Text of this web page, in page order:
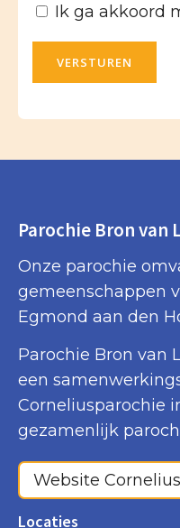
Ik ga akkoord
VERSTUREN
Parochie Bron van
Onze parochie
gemeenschappen
Egmond aan den
Parochie Bron van
een
Corneliusparochie
gezamenlijk
Website
Locaties